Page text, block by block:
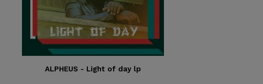
ALPHEUS - Light of day lp